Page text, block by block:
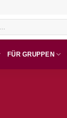
FÜR GRUPPEN